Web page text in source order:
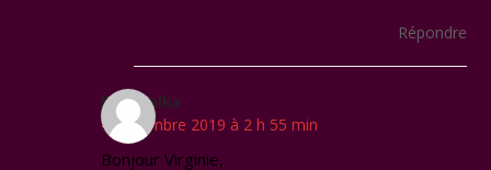
Répondre
Eric Malka
4 novembre 2019 à 2 h 55 min
Bonjour Virginie,